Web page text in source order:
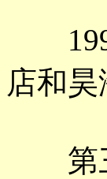
1999
店和
第三